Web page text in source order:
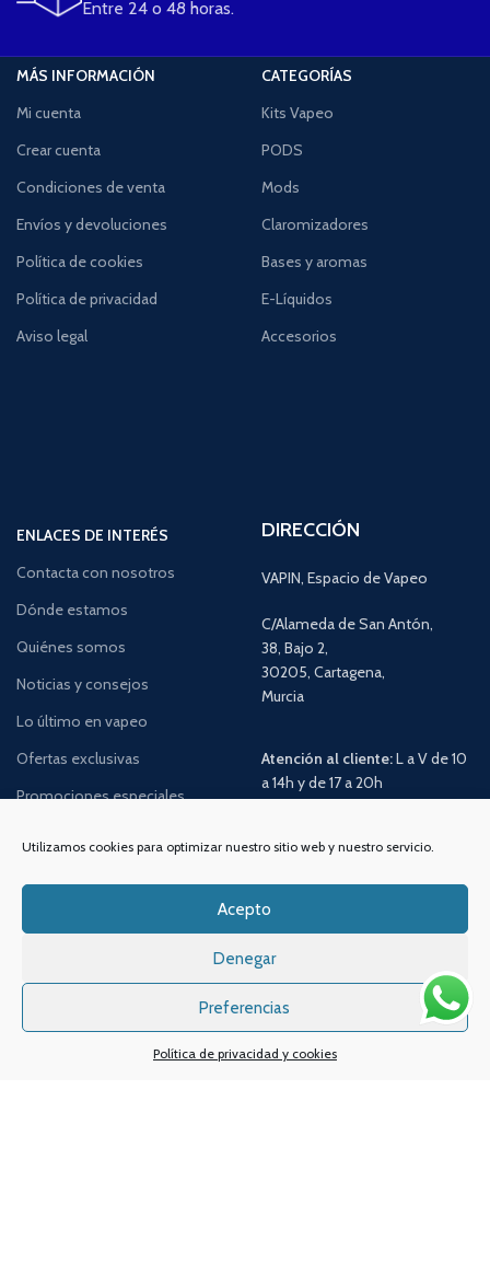
Utilizamos cookies para optimizar nuestro sitio web y nuestro servicio.
Acepto
Denegar
Preferencias
Política de privacidad y cookies
Entre 24 o 48 horas.
MÁS INFORMACIÓN
Mi cuenta
Crear cuenta
Condiciones de venta
Envíos y devoluciones
Política de cookies
Política de privacidad
Aviso legal
CATEGORÍAS
Kits Vapeo
PODS
Mods
Claromizadores
Bases y aromas
E-Líquidos
Accesorios
ENLACES DE INTERÉS
Contacta con nosotros
Dónde estamos
Quiénes somos
Noticias y consejos
Lo último en vapeo
Ofertas exclusivas
Promociones especiales
DIRECCIÓN
VAPIN, Espacio de Vapeo
C/Alameda de San Antón,
38, Bajo 2,
30205, Cartagena,
Murcia
Atención al cliente:L a V de 10
a 14h y de 17 a 20h
WATSSAPP:601 30 58 28